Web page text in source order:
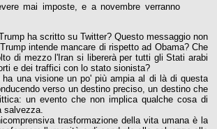
mai imposte, e a novembre verranno
ha scritto su Twitter? Questo messaggio non
intende mancare di rispetto ad Obama? Che
di mezzo l'Iran si libererà per tutti gli Stati arabi
e dei traffici con lo stato sionista?
una visione un po' più ampia al di là di questa
verso un destino preciso, un destino che
un evento che non implica qualche cosa di
salvezza.
trasformazione della vita umana è la